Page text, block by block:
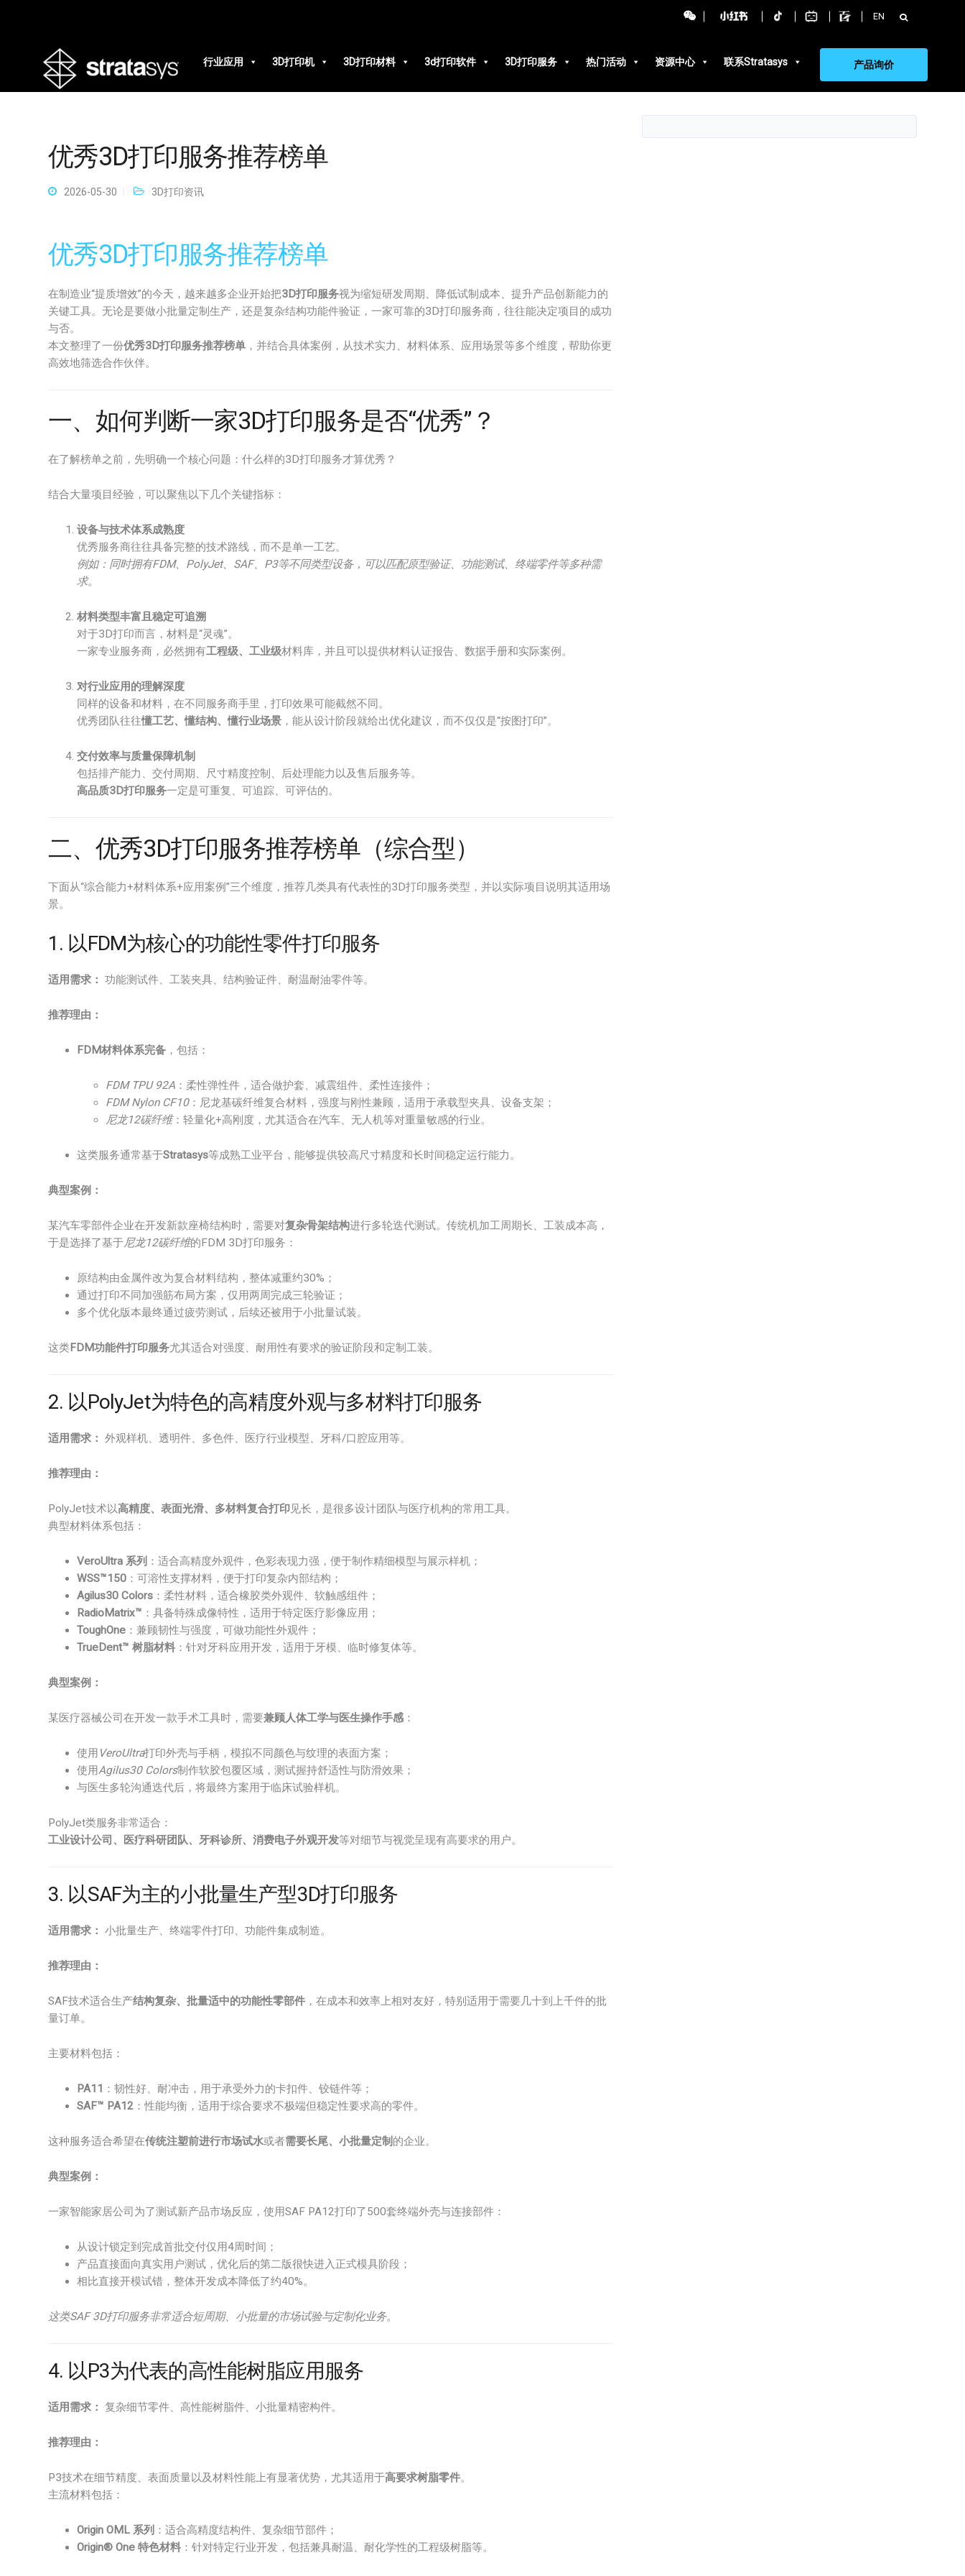
EN 搜
索：
行业应用
3D打印机 3D打印材料 3d打印软件 3D打印服务 热门活动 资源中心 联系Stratasys 产品询价
优秀3D打印服务推荐榜单
2026-05-30 3D打印资讯
优秀3D打印服务推荐榜单
在制造业“提质增效”的今天，越来越多企业开始把3D打印服务视为缩短研发周期、降低试制成本、提升产品创新能力的
关键工具。无论是要做小批量定制生产，还是复杂结构功能件验证，一家可靠的3D打印服务商，往往能决定项目的成功
与否。
本文整理了一份优秀3D打印服务推荐榜单 ，并结合具体案例，从技术实力、材料体系、应用场景等多个维度，帮助你更
高效地筛选合作伙伴。
一、如何判断一家3D打印服务是否“优秀”？
在了解榜单之前，先明确一个核心问题：什么样的3D打印服务才算优秀？
结合大量项目经验，可以聚焦以下几个关键指标：
设备与技术体系成熟度
优秀服务商往往具备完整的技术路线，而不是单一工艺。
例如：同时拥有FDM、PolyJet、SAF、P3等不同类型设备，可以匹配原型验证、功能测试、终端零件等多种需
求。
材料类型丰富且稳定可追溯
对于3D打印而言，材料是“灵魂”。
一家专业服务商，必然拥有工程级、工业级材料库，并且可以提供材料认证报告、数据手册和实际案例。
对行业应用的理解深度
同样的设备和材料，在不同服务商手里，打印效果可能截然不同。
优秀团队往往懂工艺、懂结构、懂行业场景 ，能从设计阶段就给出优化建议，而不仅仅是“按图打印”。
交付效率与质量保障机制
包括排产能力、交付周期、尺寸精度控制、后处理能力以及售后服务等。
高品质3D打印服务一定是可重复、可追踪、可评估的。
二、优秀3D打印服务推荐榜单（综合型）
下面从“综合能力+材料体系+应用案例”三个维度，推荐几类具有代表性的3D打印服务类型，并以实际项目说明其适用场
景。
1. 以FDM为核心的功能性零件打印服务
适用需求： 功能测试件、工装夹具、结构验证件、耐温耐油零件等。
推荐理由：
FDM材料体系完备 ，包括：
FDM TPU 92A ：柔性弹性件，适合做护套、减震组件、柔性连接件；
FDM Nylon CF10：尼龙基碳纤维复合材料，强度与刚性兼顾，适用于承载型夹具、设备支架；
尼龙12碳纤维：轻量化+高刚度，尤其适合在汽车、无人机等对重量敏感的行业。
这类服务通常基于Stratasys等成熟工业平台，能够提供较高尺寸精度和长时间稳定运行能力。
典型案例：
某汽车零部件企业在开发新款座椅结构时，需要对复杂骨架结构进行多轮迭代测试。传统机加工周期长、工装成本高，
于是选择了基于尼龙12碳纤维的FDM 3D打印服务：
原结构由金属件改为复合材料结构，整体减重约30%；
通过打印不同加强筋布局方案，仅用两周完成三轮验证；
多个优化版本最终通过疲劳测试，后续还被用于小批量试装。
这类FDM功能件打印服务尤其适合对强度、耐用性有要求的验证阶段和定制工装。
2. 以PolyJet为特色的高精度外观与多材料打印服务
适用需求： 外观样机、透明件、多色件、医疗行业模型、牙科/口腔应用等。
推荐理由：
PolyJet技术以高精度、表面光滑、多材料复合打印见长，是很多设计团队与医疗机构的常用工具。
典型材料体系包括：
VeroUltra 系列 ：适合高精度外观件，色彩表现力强，便于制作精细模型与展示样机；
WSS™150 ：可溶性支撑材料，便于打印复杂内部结构；
Agilus30 Colors ：柔性材料，适合橡胶类外观件、软触感组件；
RadioMatrix™ ：具备特殊成像特性，适用于特定医疗影像应用；
ToughOne ：兼顾韧性与强度，可做功能性外观件；
TrueDent™ 树脂材料 ：针对牙科应用开发，适用于牙模、临时修复体等。
典型案例：
某医疗器械公司在开发一款手术工具时，需要兼顾人体工学与医生操作手感 ：
使用 VeroUltra打印外壳与手柄，模拟不同颜色与纹理的表面方案；
使用Agilus30 Colors制作软胶包覆区域，测试握持舒适性与防滑效果；
与医生多轮沟通迭代后，将最终方案用于临床试验样机。
PolyJet类服务非常适合：
工业设计公司、医疗科研团队、牙科诊所、消费电子外观开发等对细节与视觉呈现有高要求的用户。
3. 以SAF为主的小批量生产型3D打印服务
适用需求： 小批量生产、终端零件打印、功能件集成制造。
推荐理由：
SAF技术适合生产结构复杂、批量适中的功能性零部件 ，在成本和效率上相对友好，特别适用于需要几十到上千件的批
量订单。
主要材料包括：
PA11 ：韧性好、耐冲击，用于承受外力的卡扣件、铰链件等；
SAF™ PA12 ：性能均衡，适用于综合要求不极端但稳定性要求高的零件。
这种服务适合希望在传统注塑前进行市场试水或者需要长尾、小批量定制 的企业。
典型案例：
一家智能家居公司为了测试新产品市场反应，使用SAF PA12打印了500套终端外壳与连接部件：
从设计锁定到完成首批交付仅用4周时间；
产品直接面向真实用户测试，优化后的第二版很快进入正式模具阶段；
相比直接开模试错，整体开发成本降低了约40%。
这类SAF 3D打印服务非常适合短周期、小批量的市场试验与定制化业务。
4. 以P3为代表的高性能树脂应用服务
适用需求： 复杂细节零件、高性能树脂件、小批量精密构件。
推荐理由：
P3技术在细节精度、表面质量以及材料性能上有显著优势，尤其适用于高要求树脂零件。
主流材料包括：
Origin OML 系列 ：适合高精度结构件、复杂细节部件；
Origin® One 特色材料 ：针对特定行业开发，包括兼具耐温、耐化学性的工程级树脂等。